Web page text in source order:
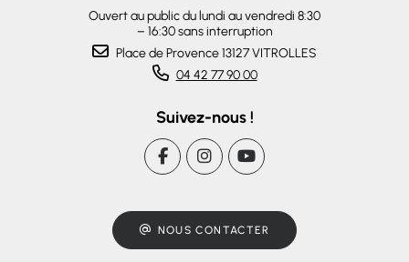
Ouvert au public du lundi au vendredi 8:30
– 16:30 sans interruption
Place de Provence 13127 VITROLLES
04 42 77 90 00
Suivez-nous !
NOUS CONTACTER